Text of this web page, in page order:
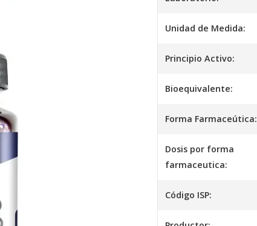
Unidad de Medida:
Principio Activo:
Bioequivalente:
Forma Farmaceútica:
Dosis por forma
farmaceutica:
Código ISP: